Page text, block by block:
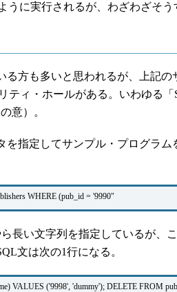
うに実行されるが、わざわざそう
方も多いと思われるが、上記の
ティ・ホールがある。いわゆる
意）。
指定してサンプル・プログラム
WHERE (pub_id = '9990"
長い文字列を指定しているが、
文は次の1行になる。
VALUES ('9998', 'dummy'); DELETE FROM